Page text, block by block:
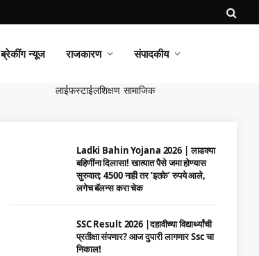
ब्रेकींग न्यूज राजकारण
लाईफस्टाईलशिक्षण
संपादकीय
सामाजिक
Ladki Bahin Yojana 2026 | लाडक्या
बहिणींना दिलासा! खात्यात पैसे जमा होण्यास
सुरुवात; 4500 नाही तर ‘इतके’ रुपये आले,
लगेच बॅलन्स करा चेक
SSC Result 2026 |दहावीच्या विद्यार्थ्यांची
प्रतीक्षा संपणार? आज दुपारी लागणार Ssc चा
निकाल!